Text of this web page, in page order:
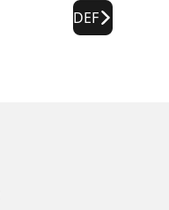
DEF